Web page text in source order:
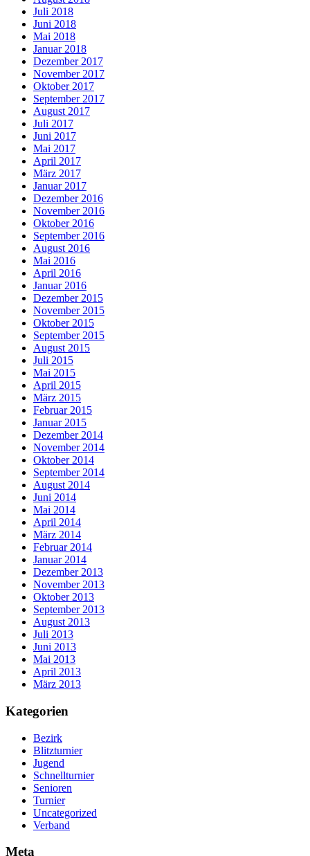
Juli 2018
Juni 2018
Mai 2018
Januar 2018
Dezember 2017
November 2017
Oktober 2017
September 2017
August 2017
Juli 2017
Juni 2017
Mai 2017
April 2017
März 2017
Januar 2017
Dezember 2016
November 2016
Oktober 2016
September 2016
August 2016
Mai 2016
April 2016
Januar 2016
Dezember 2015
November 2015
Oktober 2015
September 2015
August 2015
Juli 2015
Mai 2015
April 2015
März 2015
Februar 2015
Januar 2015
Dezember 2014
November 2014
Oktober 2014
September 2014
August 2014
Juni 2014
Mai 2014
April 2014
März 2014
Februar 2014
Januar 2014
Dezember 2013
November 2013
Oktober 2013
September 2013
August 2013
Juli 2013
Juni 2013
Mai 2013
April 2013
März 2013
Kategorien
Bezirk
Blitzturnier
Jugend
Schnellturnier
Senioren
Turnier
Uncategorized
Verband
Meta